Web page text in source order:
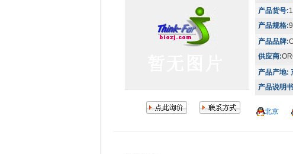
产品货号:
产品规格:
产品品牌:
供应商:
产品产地:
产品说明
北京